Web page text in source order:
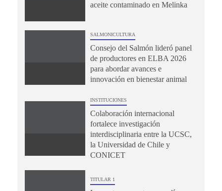
aceite contaminado en Melinka
SALMONICULTURA
Consejo del Salmón lideró panel
de productores en ELBA 2026
para abordar avances e
innovación en bienestar animal
INSTITUCIONES
Colaboración internacional
fortalece investigación
interdisciplinaria entre la UCSC,
la Universidad de Chile y
CONICET
TITULAR 1